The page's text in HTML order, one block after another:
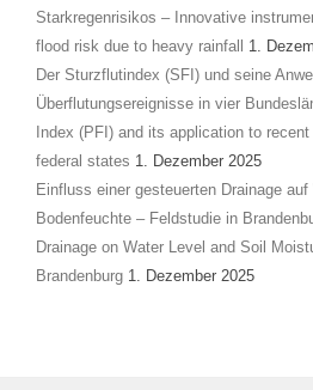
Starkregenrisikos – Innovative
flood risk due to heavy rainfall
1.
Der Sturzflutindex (SFI) und seine
Überflutungsereignisse in vier
Index (PFI) and its application to
federal states 1. Dezember 2025
Einfluss einer gesteuerten Drainage
Bodenfeuchte – Feldstudie in
Drainage on Water Level and Soil
Brandenburg 1. Dezember 2025